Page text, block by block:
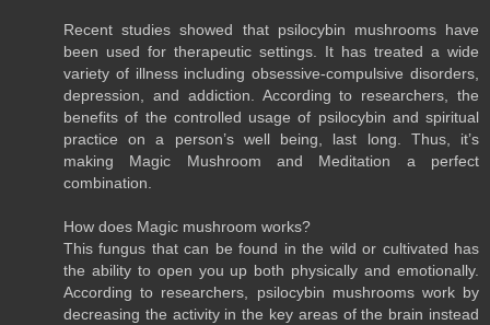
Recent studies showed that psilocybin mushrooms have
been used for therapeutic settings. It has treated a wide
variety of illness including obsessive-compulsive disorders,
depression, and addiction. According to researchers, the
benefits of the controlled usage of psilocybin and spiritual
practice on a person’s well being, last long. Thus, it’s
making Magic Mushroom and Meditation a perfect
combination.
How does Magic mushroom works?
This fungus that can be found in the wild or cultivated has
the ability to open you up both physically and emotionally.
According to researchers, psilocybin mushrooms work by
decreasing the activity in the key areas of the brain instead